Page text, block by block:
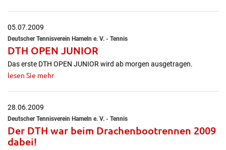
05.07.2009
Deutscher Tennisverein Hameln e. V. - Tennis
DTH OPEN JUNIOR
Das erste DTH OPEN JUNIOR wird ab morgen ausgetragen.
lesen Sie mehr
28.06.2009
Deutscher Tennisverein Hameln e. V. - Tennis
Der DTH war beim Drachenbootrennen 2009
dabei!